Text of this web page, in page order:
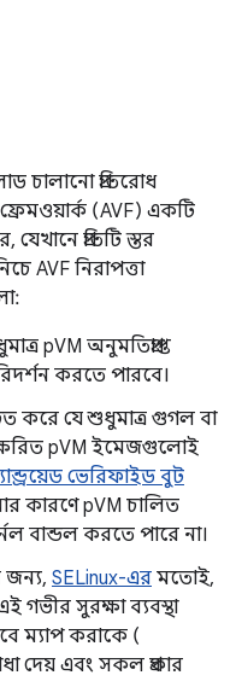
চালানো প্রতিরোধ
(AVF) একটি
প্রতিটি স্তর
AVF নিরাপত্তা
pVM অনুমতিপ্রাপ্ত
করতে পারবে।
করে যে শুধুমাত্র গুগল বা
pVM ইমেজগুলোই
ভেরিফাইড বুট
কারণে pVM চালিত
বান্ডল করতে পারে না।
জন্য, SELinux-এর মতোই,
গভীর সুরক্ষা ব্যবস্থা
ম্যাপ করাকে (
দেয় এবং সকল প্রকার